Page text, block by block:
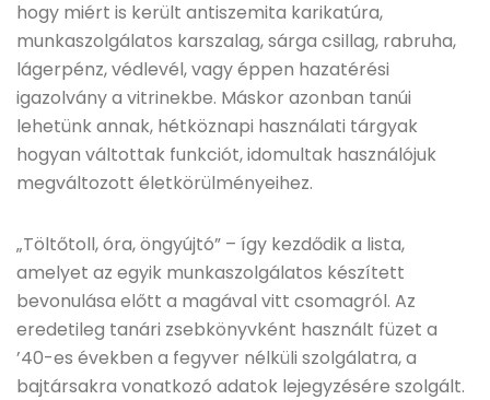
hogy miért is került antiszemita karikatúra,
munkaszolgálatos karszalag, sárga csillag, rabruha,
lágerpénz, védlevél, vagy éppen hazatérési
igazolvány a vitrinekbe. Máskor azonban tanúi
lehetünk annak, hétköznapi használati tárgyak
hogyan váltottak funkciót, idomultak használójuk
megváltozott életkörülményeihez.
„Töltőtoll, óra, öngyújtó” – így kezdődik a lista,
amelyet az egyik munkaszolgálatos készített
bevonulása előtt a magával vitt csomagról. Az
eredetileg tanári zsebkönyvként használt füzet a
’40-es években a fegyver nélküli szolgálatra, a
bajtársakra vonatkozó adatok lejegyzésére szolgált.